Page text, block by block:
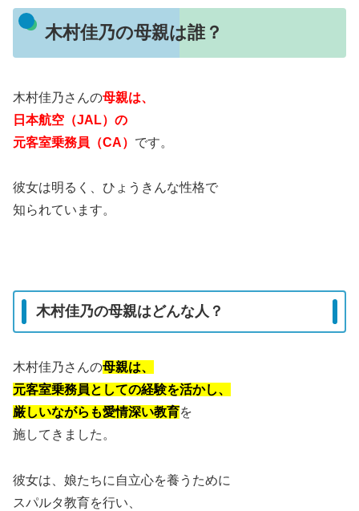
木村佳乃の母親は誰？
木村佳乃さんの母親は、
日本航空（JAL）の
元客室乗務員（CA） です。
彼女は明るく、ひょうきんな性格で
知られています。
木村佳乃の母親はどんな人？
木村佳乃さんの母親は、
元客室乗務員としての経験を活かし、
厳しいながらも愛情深い教育を
施してきました。
彼女は、娘たちに自立心を養うために
スパルタ教育を行い、